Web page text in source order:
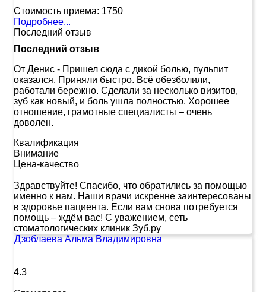
Стоимость приема: 1750
Подробнее...
Последний отзыв
Последний отзыв
От Денис - Пришел сюда с дикой болью, пульпит
оказался. Приняли быстро. Всё обезболили,
работали бережно. Сделали за несколько визитов,
зуб как новый, и боль ушла полностью. Хорошее
отношение, грамотные специалисты – очень
доволен.
Квалификация
Внимание
Цена-качество
Здравствуйте! Спасибо, что обратились за помощью
именно к нам. Наши врачи искренне заинтересованы
в здоровье пациента. Если вам снова потребуется
помощь – ждём вас! С уважением, сеть
стоматологических клиник Зуб.ру
Дзоблаева Альма Владимировна
4.3